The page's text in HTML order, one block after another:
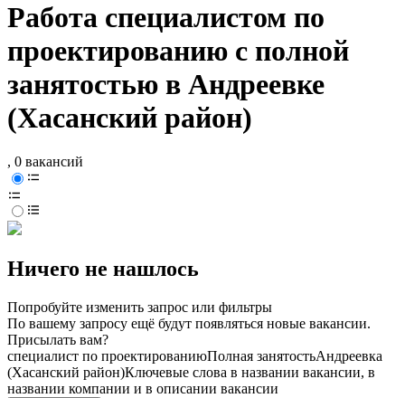
Работа специалистом по
проектированию с полной
занятостью в Андреевке
(Хасанский район)
, 0 вакансий
Ничего не нашлось
Попробуйте изменить запрос или фильтры
По вашему запросу ещё будут появляться новые вакансии.
Присылать вам?
специалист по проектированиюПолная занятостьАндреевка
(Хасанский район)Ключевые слова в названии вакансии, в
названии компании и в описании вакансии